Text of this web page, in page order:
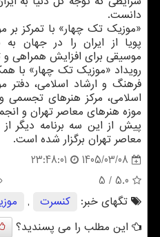
دانست.
«موزیک تک چهار» با تمرکز
پویا از ایران را در جهان
موسیقی برای افزایش همراهی
رویداد «موزیک تک چهار» با
فرهنگ و ارشاد اسلامی، دفتر
اسلامی، مرکز هنرهای تجسمی
موزه هنرهای معاصر تهران و
پیش از این سه برنامه دیگر
معاصر تهران برگزار شده است.
1405/03/08
23:48:01
5.0
/ 5
تگهای خبر:
كنسرت ,
این مطلب را می پسندید؟